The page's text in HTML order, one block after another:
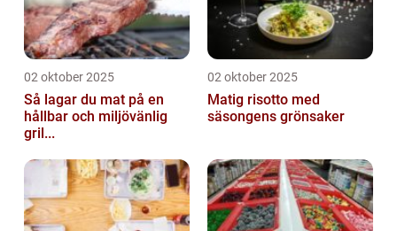
02 oktober 2025
Så lagar du mat på en
hållbar och miljövänlig
gril...
02 oktober 2025
Matig risotto med
säsongens grönsaker